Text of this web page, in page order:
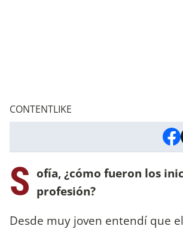
CONTENTLIKE
S ofía, ¿cómo fueron los
profesión?
Desde muy joven entendí que